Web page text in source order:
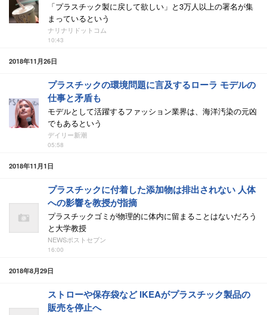
「プラスチック製に戻して欲しい」と3万人以上の署名が集
まっているという
ナリナリドットコム
10:43
2018年11月26日
プラスチックの環境問題に言及するローラ モデルの
仕事と矛盾も
モデルとして活躍するファッション業界は、海洋汚染の元凶
でもあるという
デイリー新潮
05:58
2018年11月1日
プラスチックに付着した添加物は排出されない 人体
への影響を教授が指摘
プラスチックゴミが物理的に体内に留まることはないだろう
と大学教授
NEWSポストセブン
16:00
2018年8月29日
ストローや保存袋など IKEAがプラスチック製品の
販売を停止へ